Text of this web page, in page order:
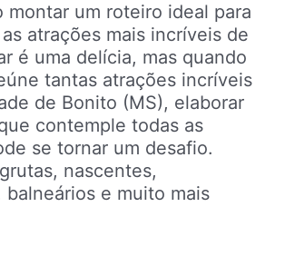
montar um roteiro ideal para
atrações mais incríveis de
é uma delícia, mas quando
tantas atrações incríveis
de Bonito (MS), elaborar
contemple todas as
se tornar um desafio.
nascentes,
balneários e muito mais